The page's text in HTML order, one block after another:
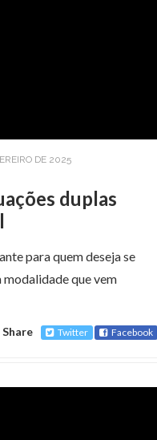
DE 2025
duplas
para quem deseja se
que vem
Share Twitter Facebook